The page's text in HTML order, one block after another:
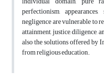
perfectionism,
negligence are vulnerable to
attainment, justice, diligence,
also the solutions offered by
from religious education.